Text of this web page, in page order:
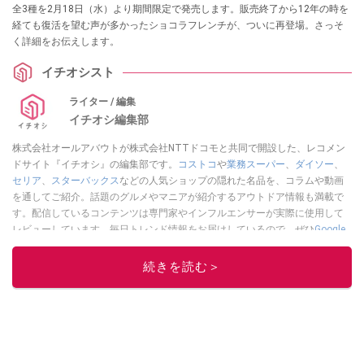
全3種を2月18日（水）より期間限定で発売します。販売終了から12年の時を
経ても復活を望む声が多かったショコラフレンチが、ついに再登場。さっそ
く詳細をお伝えします。
イチオシスト
ライター / 編集
イチオシ編集部
株式会社オールアバウトが株式会社NTTドコモと共同で開設した、レコメン
ドサイト『イチオシ』の編集部です。
コストコや業務スーパー、 ダイソー、
セリア、 スターバックスなどの人気ショップの隠れた名品を、コラムや動画
を通してご紹介。話題のグルメやマニアが紹介するアウトドア情報も満載で
す。配信しているコンテンツは専門家やインフルエンサーが実際に使用して
レビューしています。毎日トレンド情報をお届けしているので、ぜひGoogle
ニュースでフォローしてください！
このイチオシストの他の記事を読む
続きを読む＞